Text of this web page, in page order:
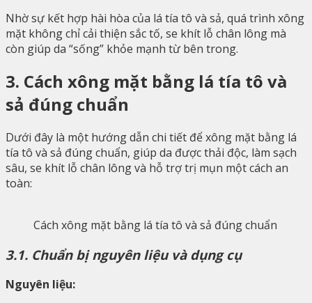
Nhờ sự kết hợp hài hòa của lá tía tô và sả, quá trình xông
mặt không chỉ cải thiện sắc tố, se khít lỗ chân lông mà
còn giúp da “sống” khỏe mạnh từ bên trong.
3. Cách xông mặt bằng lá tía tô và
sả đúng chuẩn
Dưới đây là một hướng dẫn chi tiết để xông mặt bằng lá
tía tô và sả đúng chuẩn, giúp da được thải độc, làm sạch
sâu, se khít lỗ chân lông và hỗ trợ trị mụn một cách an
toàn:
Cách xông mặt bằng lá tía tô và sả đúng chuẩn
3.1. Chuẩn bị nguyên liệu và dụng cụ
Nguyên liệu: